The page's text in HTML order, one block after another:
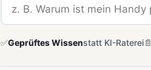
✅Geprüftes Wissenstatt KI-Raterei📄